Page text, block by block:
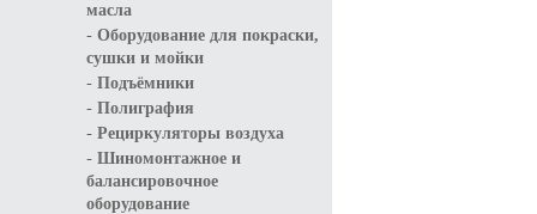
масла
- Оборудование для покраски,
сушки и мойки
- Подъёмники
- Полиграфия
- Рециркуляторы воздуха
- Шиномонтажное и
балансировочное
оборудование